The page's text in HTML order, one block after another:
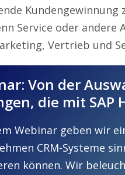
Kundengewinnung
Service oder andere
Vertrieb und
Von der
die mit SAP
Webinar geben wir
CRM-Systeme
können. Wir